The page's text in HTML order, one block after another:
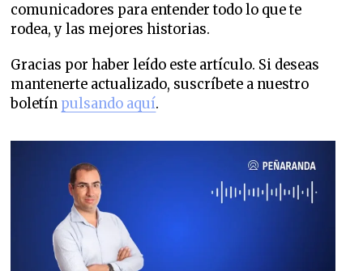
comunicadores para entender todo lo que te
rodea, y las mejores historias.
Gracias por haber leído este artículo. Si deseas
mantenerte actualizado, suscríbete a nuestro
boletín pulsando aquí.